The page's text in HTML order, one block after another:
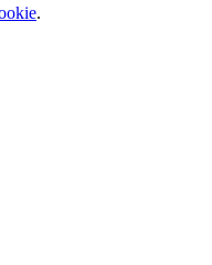
.